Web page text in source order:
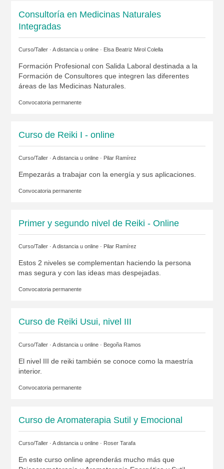
Consultoría en Medicinas Naturales
Integradas
Curso/Taller · A distancia u online · Elsa Beatriz Mirol Colella
Formación Profesional con Salida Laboral destinada a la
Formación de Consultores que integren las diferentes
áreas de las Medicinas Naturales.
Convocatoria permanente
Curso de Reiki I - online
Curso/Taller · A distancia u online · Pilar Ramírez
Empezarás a trabajar con la energía y sus aplicaciones.
Convocatoria permanente
Primer y segundo nivel de Reiki - Online
Curso/Taller · A distancia u online · Pilar Ramírez
Estos 2 niveles se complementan haciendo la persona
mas segura y con las ideas mas despejadas.
Convocatoria permanente
Curso de Reiki Usui, nivel III
Curso/Taller · A distancia u online · Begoña Ramos
El nivel III de reiki también se conoce como la maestría
interior.
Convocatoria permanente
Curso de Aromaterapia Sutil y Emocional
Curso/Taller · A distancia u online · Roser Tarafa
En este curso online aprenderás mucho más que